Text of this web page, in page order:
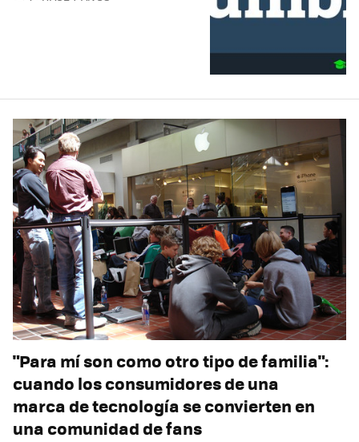
"Para mí son como otro tipo de familia":
cuando los consumidores de una
marca de tecnología se convierten en
una comunidad de fans